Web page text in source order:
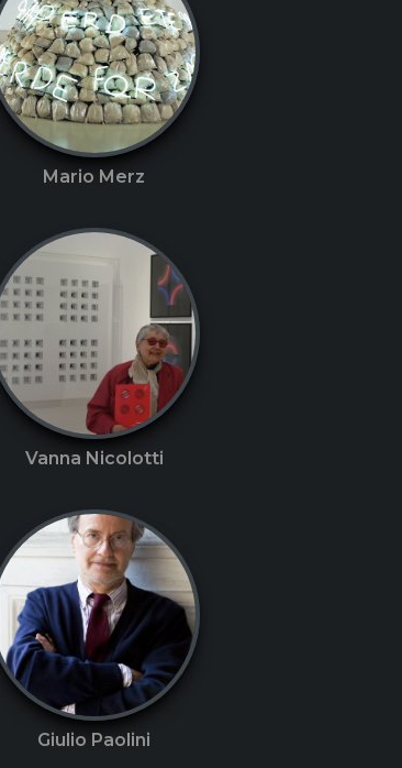
Mario Merz
Vanna Nicolotti
Giulio Paolini